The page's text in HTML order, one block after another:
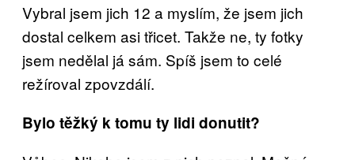
Vybral jsem jich 12 a myslím, že jsem jich
dostal celkem asi třicet. Takže ne, ty fotky
jsem nedělal já sám. Spíš jsem to celé
režíroval zpovzdálí.
Bylo těžký k tomu ty lidi donutit?